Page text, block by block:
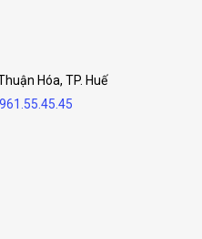
Hóa, TP. Huế